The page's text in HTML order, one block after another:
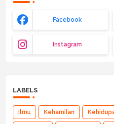
Facebook
Instagram
LABELS
Ilmu Kehamilan